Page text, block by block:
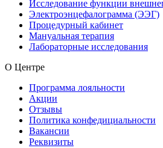
Исследование функции
Электроэнцефалограмма (ЭЭГ)
Процедурный кабинет
Мануальная терапия
Лабораторные исследования
О Центре
Программа лояльности
Акции
Отзывы
Политика конфедициальности
Вакансии
Реквизиты